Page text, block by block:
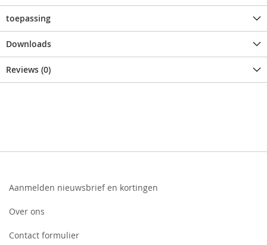
toepassing
Downloads
Reviews (0)
Aanmelden nieuwsbrief en kortingen
Over ons
Contact formulier